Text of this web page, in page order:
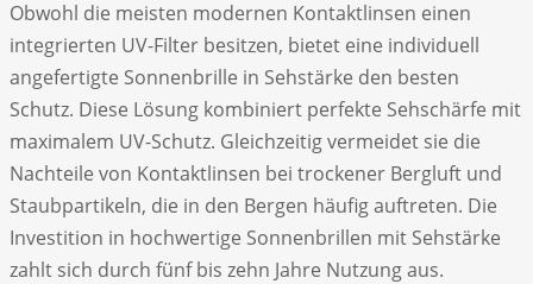
Obwohl die meisten modernen Kontaktlinsen einen
integrierten UV-Filter besitzen, bietet eine individuell
angefertigte Sonnenbrille in Sehstärke den besten
Schutz. Diese Lösung kombiniert perfekte Sehschärfe mit
maximalem UV-Schutz. Gleichzeitig vermeidet sie die
Nachteile von Kontaktlinsen bei trockener Bergluft und
Staubpartikeln, die in den Bergen häufig auftreten. Die
Investition in hochwertige Sonnenbrillen mit Sehstärke
zahlt sich durch fünf bis zehn Jahre Nutzung aus.